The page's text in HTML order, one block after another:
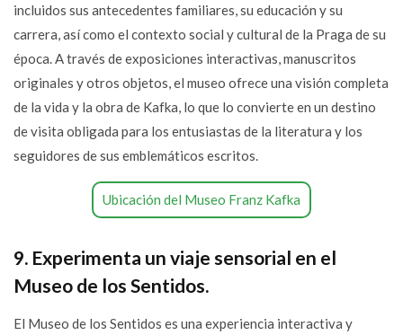
incluidos sus antecedentes familiares, su educación y su
carrera, así como el contexto social y cultural de la Praga de su
época. A través de exposiciones interactivas, manuscritos
originales y otros objetos, el museo ofrece una visión completa
de la vida y la obra de Kafka, lo que lo convierte en un destino
de visita obligada para los entusiastas de la literatura y los
seguidores de sus emblemáticos escritos.
Ubicación del Museo Franz Kafka
9. Experimenta un viaje sensorial en el
Museo de los Sentidos.
El Museo de los Sentidos es una experiencia interactiva y